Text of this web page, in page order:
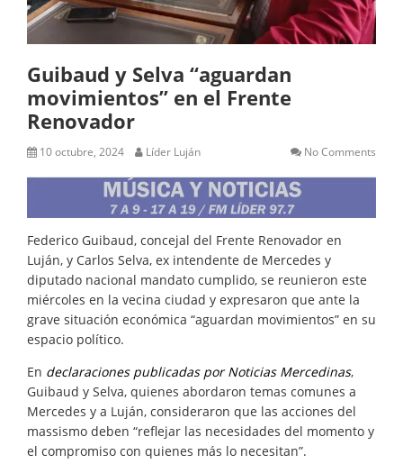
Guibaud y Selva “aguardan
movimientos” en el Frente
Renovador
10 octubre, 2024 Líder Luján No Comments
Federico Guibaud, concejal del Frente Renovador en
Luján, y Carlos Selva, ex intendente de Mercedes y
diputado nacional mandato cumplido, se reunieron este
miércoles en la vecina ciudad y expresaron que ante la
grave situación económica “aguardan movimientos” en su
espacio político.
En declaraciones publicadas por Noticias Mercedinas,
Guibaud y Selva, quienes abordaron temas comunes a
Mercedes y a Luján, consideraron que las acciones del
massismo deben “reflejar las necesidades del momento y
el compromiso con quienes más lo necesitan”.